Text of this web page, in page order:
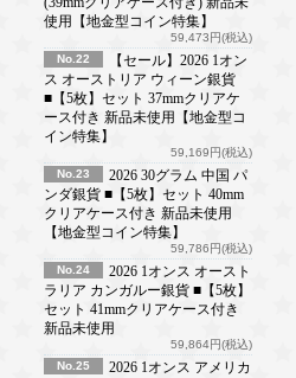
使用【地金型コイン特集】
59,473円(税込)
No.22
【セール】2026 1オン
ス オーストリア ウィーン銀貨
■【5枚】セット 37mmクリアケ
ース付き 新品未使用【地金型コ
イン特集】
59,169円(税込)
No.23
2026 30グラム 中国 パ
ンダ銀貨 ■【5枚】セット 40mm
クリアケース付き 新品未使用
【地金型コイン特集】
59,786円(税込)
No.24
2026 1オンス オースト
ラリア カンガルー銀貨 ■【5枚】
セット 41mmクリアケース付き
新品未使用
59,864円(税込)
No.25
2026 1オンス アメリカ